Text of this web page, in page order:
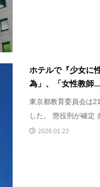
ホテルで『少女に
為」、「女性教師...
東京都教育委員会は
した。 懲役刑が確定
2026.01.22